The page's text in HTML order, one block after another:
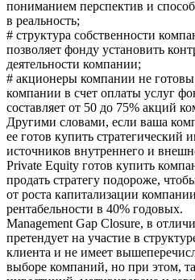
пониманием перспектив и
в реальность;
# структура собственности
позволяет фонду установить
деятельности компании;
# акционеры компании не
компании в счет оплаты услуг
составляет от 50 до 75% акций
Другими словами, если ваша
ее готов купить стратегический
источников внутреннего и
Private Equity готов купить
продать стратегу подороже,
от роста капитализации
рентабельности в 40% годовых.
Management Gap Closure, в
претендует на участие в
клиента и не имеет
выборе компаний, но при этом,